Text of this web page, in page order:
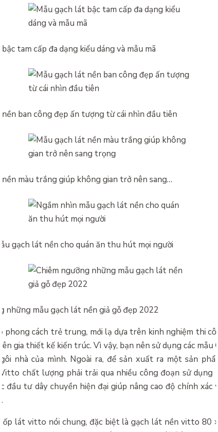
tam cấp đa dạng kiểu dáng và mẫu mã
ban công đẹp ấn tượng từ cái nhìn đầu tiên
màu trắng giúp không gian trở nên sang…
gạch lát nền cho quán ăn thu hút mọi người
những mẫu gạch lát nền giả gỗ đẹp 2022
phong cách trẻ trung, mới lạ dựa trên kinh nghiệm thi
gia thiết kế kiến trúc. Vì vậy, bạn nên sử dụng các mẫu
nhà của mình. Ngoài ra, để sản xuất ra một sản
chất lượng phải trải qua nhiều công đoạn sử
đầu tư dây chuyền hiện đại giúp nâng cao độ chính xác
ốp lát vitto nói chung, đặc biệt làgạch lát nền vitto 80